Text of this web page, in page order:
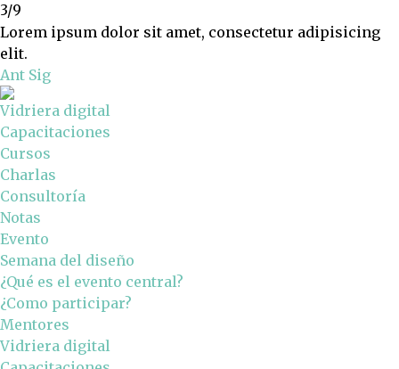
3/9
Lorem ipsum dolor sit amet, consectetur adipisicing
elit.
Ant Sig
Vidriera digital
Capacitaciones
Cursos
Charlas
Consultoría
Notas
Evento
Semana del diseño
¿Qué es el evento central?
¿Como participar?
Mentores
Vidriera digital